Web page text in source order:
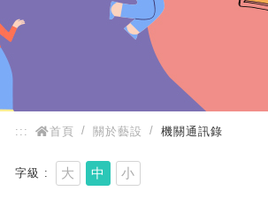
::: 首頁 關於藝設 機關通訊錄
字級 大 中 小